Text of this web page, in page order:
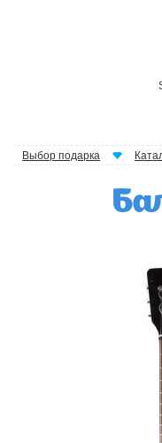
Выбор подарка